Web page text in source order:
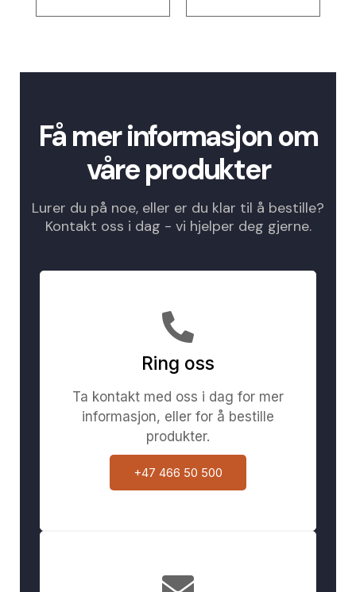
Få mer informasjon om
våre produkter
Lurer du på noe, eller er du klar til å bestille?
Kontakt oss i dag - vi hjelper deg gjerne.
Ring oss
Ta kontakt med oss i dag for mer
informasjon, eller for å bestille
produkter.
+47 466 50 500